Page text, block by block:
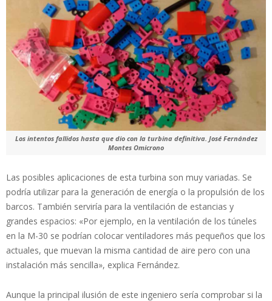
Los intentos fallidos hasta que dio con la turbina definitiva. José Fernández
Montes Omicrono
Las posibles aplicaciones de esta turbina son muy variadas. Se
podría utilizar para la generación de energía o la propulsión de los
barcos. También serviría para la ventilación de estancias y
grandes espacios: «Por ejemplo, en la ventilación de los túneles
en la M-30 se podrían colocar ventiladores más pequeños que los
actuales, que muevan la misma cantidad de aire pero con una
instalación más sencilla», explica Fernández.
Aunque la principal ilusión de este ingeniero sería comprobar si la